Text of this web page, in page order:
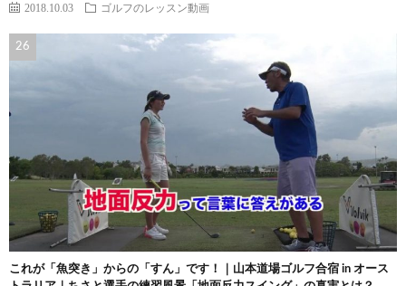
2018.10.03 ゴルフのレッスン動画
これが「魚突き」からの「すん」です！｜山本道場ゴルフ合宿 in オース